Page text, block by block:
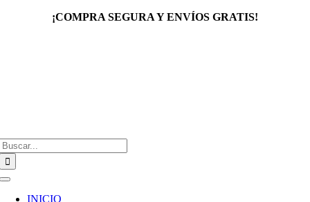
¡COMPRA SEGURA Y ENVÍOS GRATIS!
Toggle
Navigation
INICIO